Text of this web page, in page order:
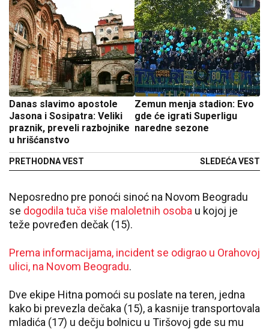
Danas slavimo apostole
Jasona i Sosipatra: Veliki
praznik, preveli razbojnike
u hrišćanstvo
PRETHODNA VEST
Zemun menja stadion: Evo
gde će igrati Superligu
naredne sezone
SLEDEĆA VEST
Neposredno pre ponoći sinoć na Novom Beogradu
se dogodila tuča više maloletnih osoba u kojoj je
teže povređen dečak (15).
Prema informacijama, incident se odigrao u Orahovoj
ulici, na Novom Beogradu.
Dve ekipe Hitna pomoći su poslate na teren, jedna
kako bi prevezla dečaka (15), a kasnije transportovala
mladića (17) u dečju bolnicu u Tiršovoj gde su mu